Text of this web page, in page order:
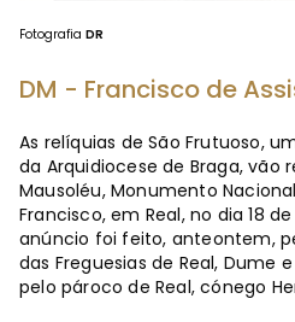
Fotografia DR
DM - Francisco de
As relíquias de São Frutuoso,
da Arquidiocese de Braga, vão
Mausoléu, Monumento
Francisco, em Real, no dia 18
anúncio foi feito, anteontem,
das Freguesias de Real, Dume
pelo pároco de Real, cónego